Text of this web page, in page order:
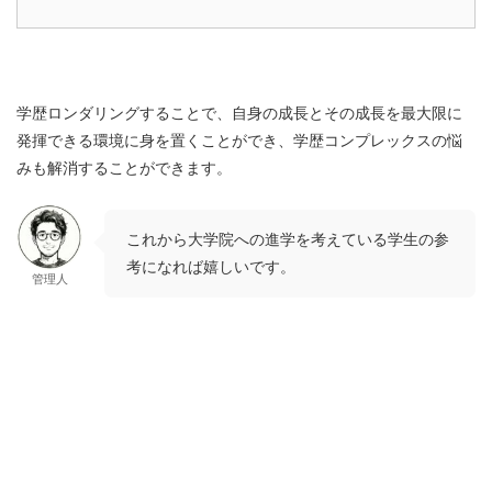
学歴ロンダリングすることで、
自身の成長とその成長を最大限に
発揮できる環境に身を置くことができ、学歴コンプレックスの悩
みも解消することができます。
管理人
これから大学院への進学を考えている学生の参
考になれば嬉しいです。